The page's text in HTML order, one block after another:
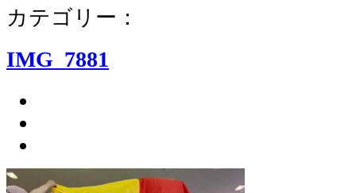
カテゴリー：
IMG_7881